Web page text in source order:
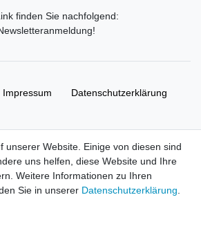
finden Sie nachfolgend:
!
Impressum Daten­schutz­erklärung
Rechte vorbehalten. HL-
sowie sämtliche Produktbilder
unserer Website. Einige von diesen sind
uns helfen, diese Website und Ihre
Weitere Informationen zu Ihren
Sie in unserer Daten­schutz­erklärung